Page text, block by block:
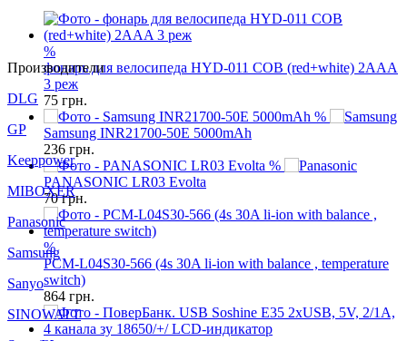
%
фонарь для велосипеда HYD-011 COB (red+white) 2AAA
3 реж
75грн.
Samsung INR21700-50E 5000mAh
236грн.
PANASONIC LR03 Evolta
70грн.
%
PCM-L04S30-566 (4s 30A li-ion with balance , temperature
switch)
864грн.
Производители
Keeppower
MIBOXER
Panasonic
Samsung
Sanyo